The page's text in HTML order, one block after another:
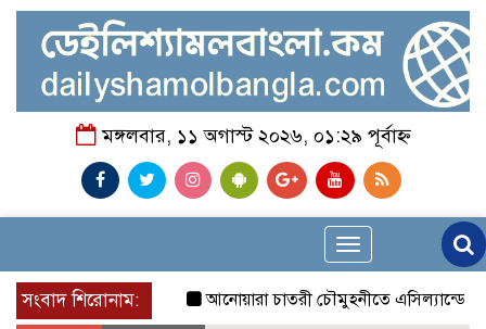
মঙ্গলবার, ১১ অগাস্ট ২০২৬, ০১:২৯ পূর্বাহ্ন
Toggle
navigation
সংবাদ শিরোনাম:
আনোয়ারা চাতরী চৌমুহনীতে এসিল্যান্ডের